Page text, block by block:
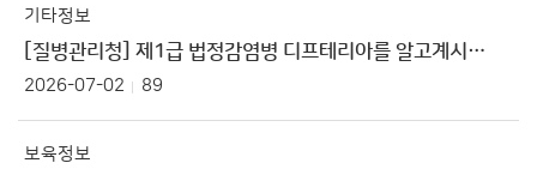
기타정보
[질병관리청] 제1급 법정감염병 디프테리아를 알고계시나요?
2026-07-02 89
보육정보